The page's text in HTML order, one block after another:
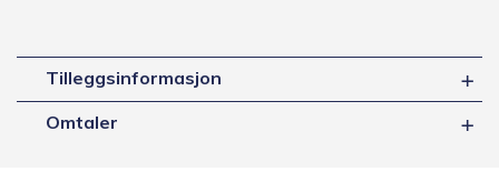
Tilleggsinformasjon
Omtaler